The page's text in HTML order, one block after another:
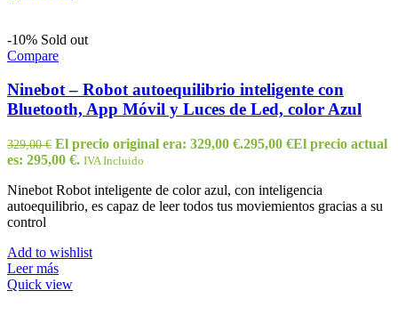
-10% Sold out
Compare
Ninebot – Robot autoequilibrio inteligente con
Bluetooth, App Móvil y Luces de Led, color Azul
329,00€ El precio original era: 329,00 €.295,00 €El precio actual
es: 295,00 €. IVA Incluido
Ninebot Robot inteligente de color azul, con inteligencia
autoequilibrio, es capaz de leer todos tus moviemientos gracias a su
control
Add to wishlist
Leer más
Quick view